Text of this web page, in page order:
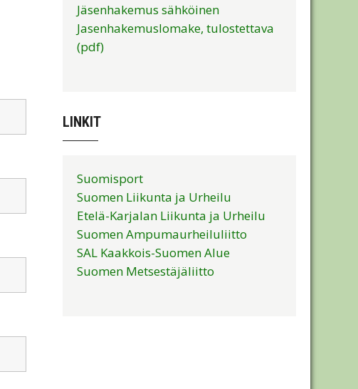
Jäsenhakemus sähköinen
Jasenhakemuslomake, tulostettava
(pdf)
LINKIT
Suomisport
Suomen Liikunta ja Urheilu
Etelä-Karjalan Liikunta ja Urheilu
Suomen Ampumaurheiluliitto
SAL Kaakkois-Suomen Alue
Suomen Metsestäjäliitto